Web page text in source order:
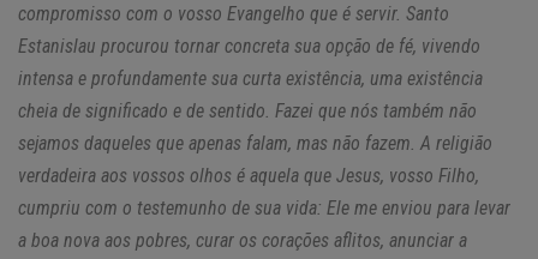
compromisso com o vosso Evangelho que é servir. Santo
Estanislau procurou tornar concreta sua opção de fé, vivendo
intensa e profundamente sua curta existência, uma existência
cheia de significado e de sentido. Fazei que nós também não
sejamos daqueles que apenas falam, mas não fazem. A religião
verdadeira aos vossos olhos é aquela que Jesus, vosso Filho,
cumpriu com o testemunho de sua vida: Ele me enviou para levar
a boa nova aos pobres, curar os corações aflitos, anunciar a